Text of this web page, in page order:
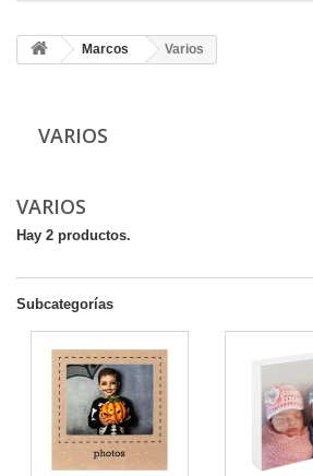
Marcos Varios
VARIOS
VARIOS
Hay 2 productos.
Subcategorías